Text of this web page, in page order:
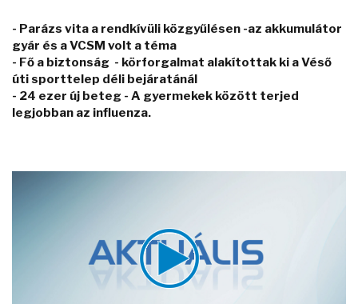
- Parázs vita a rendkívüli közgyűlésen -az akkumulátor
gyár és a VCSM volt a téma
- Fő a biztonság - körforgalmat alakítottak ki a Véső
úti sporttelep déli bejáratánál
- 24 ezer új beteg - A gyermekek között terjed
legjobban az influenza.